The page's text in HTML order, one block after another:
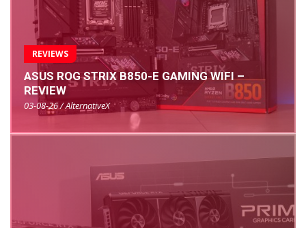
REVIEWS
ASUS ROG STRIX B850-E GAMING WIFI –
REVIEW
03-08-26 / AlternativeX